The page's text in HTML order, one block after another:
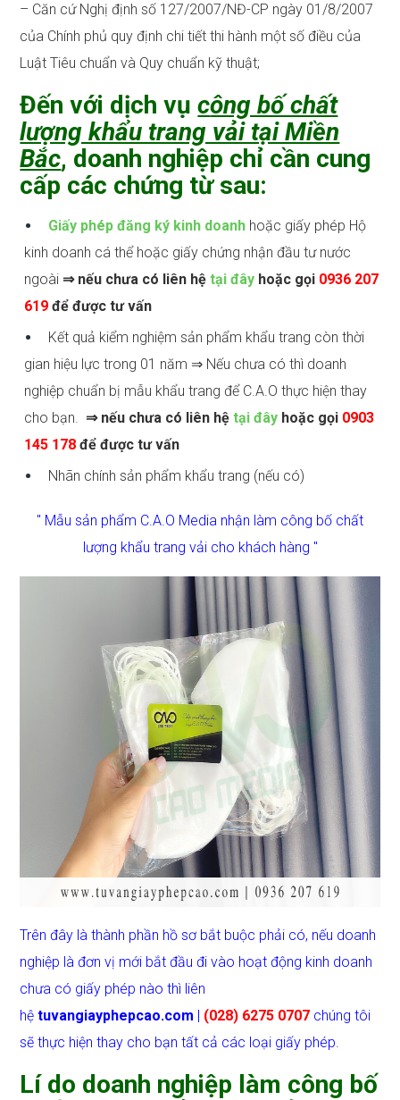
– Căn cứ Nghị định số 127/2007/NĐ-CP ngày 01/8/2007
của Chính phủ quy định chi tiết thi hành một số điều của
Luật Tiêu chuẩn và Quy chuẩn kỹ thuật;
Đến với dịch vụcông bố chất
lượng khẩu trang vải tại Miền
Bắc, doanh nghiệp chỉ cần cung
cấp các chứng từ sau:
Giấy phép đăng ký kinh doanh hoặc giấy phép Hộ
kinh doanh cá thể hoặc giấy chứng nhận đầu tư nước
ngoài ⇒ nếu chưa có liên hệtại đây hoặc gọi 0936 207
619 để được tư vấn
Kết quả kiểm nghiệm sản phẩm khẩu trang còn thời
gian hiệu lực trong 01 năm ⇒ Nếu chưa có thì doanh
nghiệp chuẩn bị mẫu khẩu trang để C.A.O thực hiện thay
cho bạn. ⇒ nếu chưa có liên hệtại đây hoặc gọi 0903
145 178 để được tư vấn
Nhãn chính sản phẩm khẩu trang (nếu có)
" Mẫu sản phẩm C.A.O Media nhận làm công bố chất
lượng khẩu trang vải cho khách hàng "
Trên đây là thành phần hồ sơ bắt buộc phải có, nếu doanh
nghiệp là đơn vị mới bắt đầu đi vào hoạt động kinh doanh
chưa có giấy phép nào thì liên
hệtuvangiayphepcao.com (028) 6275 0707 chúng tôi
sẽ thực hiện thay cho bạn tất cả các loại giấy phép.
Lí do doanh nghiệp làm công bố